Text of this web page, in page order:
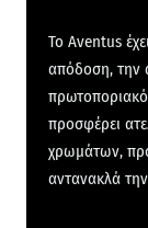
Το Aventus
απόδοση, την
προσφέρει
χρωμάτων,
αντανακλά